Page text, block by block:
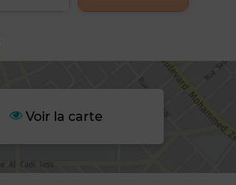
Voir la carte